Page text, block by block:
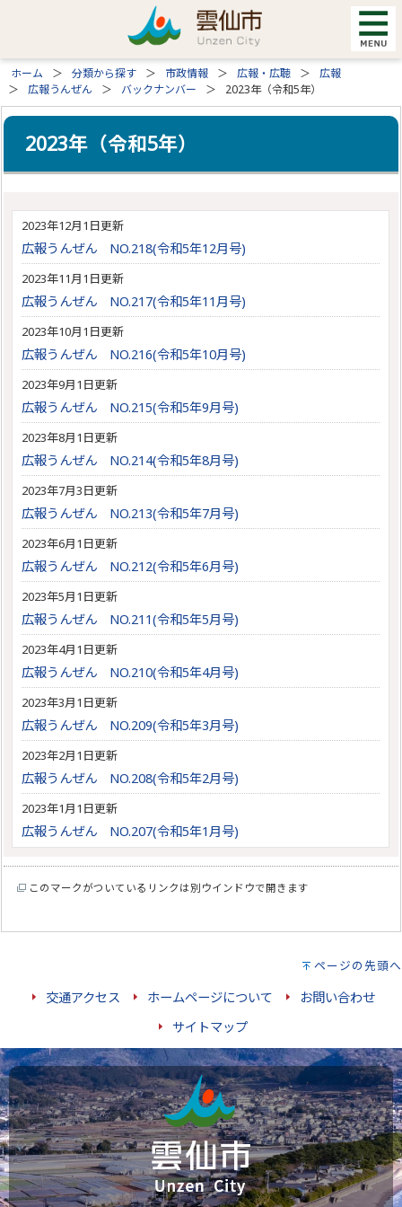
ホーム 分類から探す 市政情報 広報・広聴
広報
広報うんぜん
バックナンバー 2023年（令和5年）
2023年（令和5年）
2023年12月1日更新
広報うんぜん NO.218(令和5年12月号)
2023年11月1日更新
広報うんぜん NO.217(令和5年11月号)
2023年10月1日更新
広報うんぜん NO.216(令和5年10月号)
2023年9月1日更新
広報うんぜん NO.215(令和5年9月号)
2023年8月1日更新
広報うんぜん NO.214(令和5年8月号)
2023年7月3日更新
広報うんぜん NO.213(令和5年7月号)
2023年6月1日更新
広報うんぜん NO.212(令和5年6月号)
2023年5月1日更新
広報うんぜん NO.211(令和5年5月号)
2023年4月1日更新
広報うんぜん NO.210(令和5年4月号)
2023年3月1日更新
広報うんぜん NO.209(令和5年3月号)
2023年2月1日更新
広報うんぜん NO.208(令和5年2月号)
2023年1月1日更新
広報うんぜん NO.207(令和5年1月号)
このマークがついているリンクは別ウインドウで開きます
ページの先頭へ
交通アクセス ホームページについて
お問い合わせ
サイトマップ